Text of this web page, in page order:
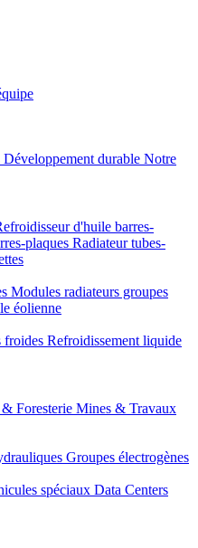
Développement durable Notre
d'huile barres-
plaques Radiateur tubes-
Modules radiateurs groupes
éolienne
froides Refroidissement liquide
Foresterie Mines & Travaux
Groupes électrogènes
spéciaux Data Centers